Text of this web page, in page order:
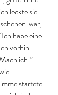
leckte sie
war,
habe eine
vorhin.
ich.”
startete